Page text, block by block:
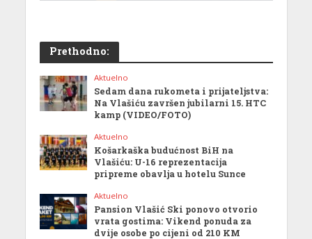
Prethodno:
Aktuelno
Sedam dana rukometa i prijateljstva:
Na Vlašiću završen jubilarni 15. HTC
kamp (VIDEO/FOTO)
Aktuelno
Košarkaška budućnost BiH na
Vlašiću: U-16 reprezentacija
pripreme obavlja u hotelu Sunce
Aktuelno
Pansion Vlašić Ski ponovo otvorio
vrata gostima: Vikend ponuda za
dvije osobe po cijeni od 210 KM